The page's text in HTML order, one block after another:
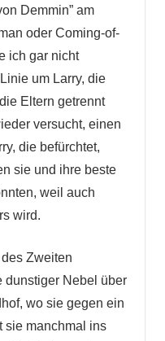
Demmin” am
oder Coming-of-
ich gar nicht
um Larry, die
Eltern getrennt
versucht, einen
die befürchtet,
sie und ihre beste
weil auch
wird.
Zweiten
dunstiger Nebel über
wo sie gegen ein
sie manchmal ins